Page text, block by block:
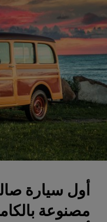
أول سيارة
مصنوعة